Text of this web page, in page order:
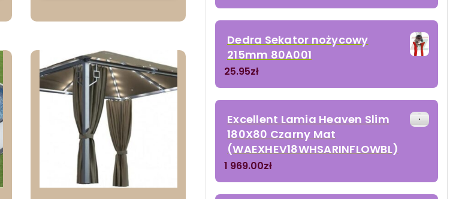
Dedra Sekator nożycowy
215mm 80A001
25.95zł
Excellent Lamia Heaven Slim
180X80 Czarny Mat
(WAEXHEV18WHSARINFLOWBL)
1 969.00zł